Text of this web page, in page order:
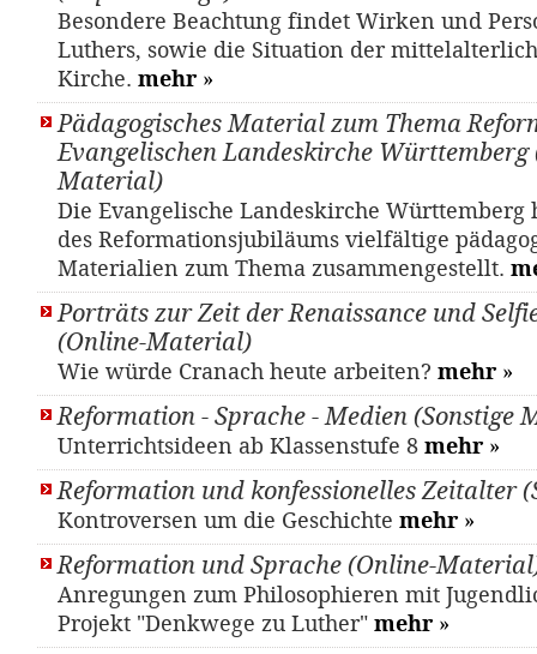
Besondere Beachtung findet Wirken und
Luthers, sowie die Situation der
Kirche. mehr »
Pädagogisches Material zum Thema
Evangelischen Landeskirche Württemberg
Material)
Die Evangelische Landeskirche Württemberg
des Reformationsjubiläums vielfältige
Materialien zum Thema zusammengestellt.
Porträts zur Zeit der Renaissance und
(Online-Material)
Wie würde Cranach heute arbeiten? mehr »
Reformation - Sprache - Medien (Sonstige
Unterrichtsideen ab Klassenstufe 8 mehr »
Reformation und konfessionelles Zeitalter
Kontroversen um die Geschichte mehr »
Reformation und Sprache (Online-
Anregungen zum Philosophieren mit
Projekt "Denkwege zu Luther" mehr »